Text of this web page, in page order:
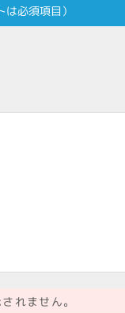
は必須項目）
れません。